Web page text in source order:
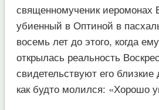
священномученик иеромонах
убиенный в Оптиной в
восемь лет до этого, когда
открылась реальность
свидетельствуют его близкие
как будто молился: «Хорошо